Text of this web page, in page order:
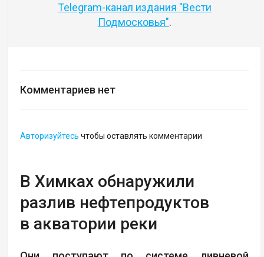
Telegram-канал издания "Вести
Подмосковья".
Комментариев нет
Авторизуйтесь чтобы оставлять комментарии
В Химках обнаружили
разлив нефтепродуктов
в акватории реки